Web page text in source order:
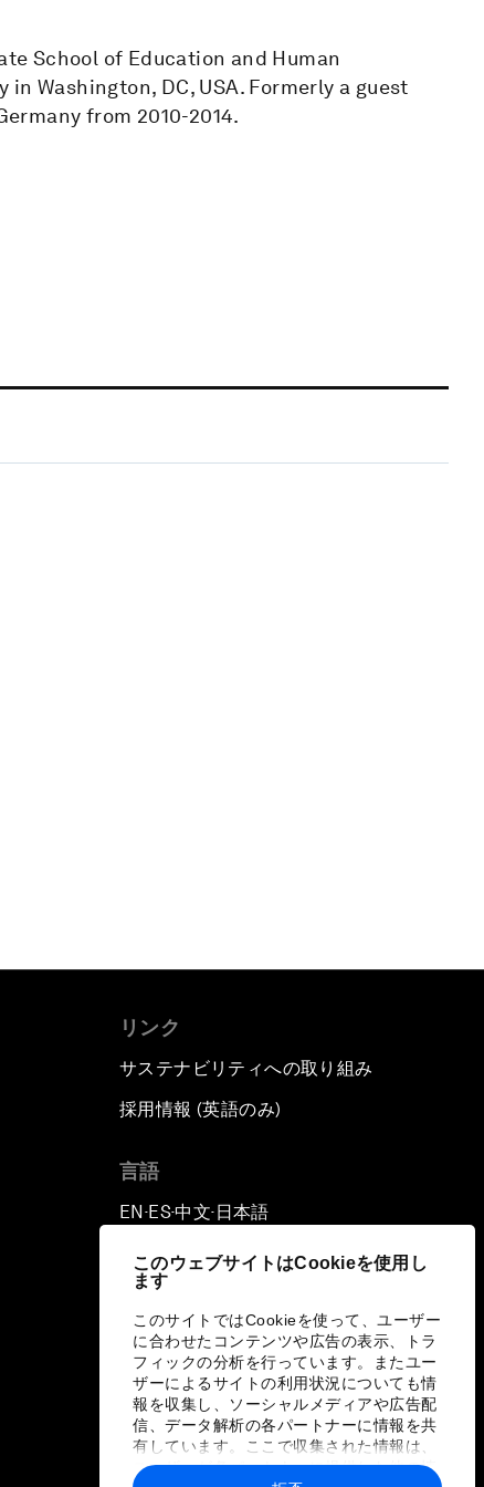
このウェブサイトはCookieを使用し
ます
このサイトではCookieを使って、ユーザー
に合わせたコンテンツや広告の表示、トラ
フィックの分析を行っています。またユー
ザーによるサイトの利用状況についても情
報を収集し、ソーシャルメディアや広告配
信、データ解析の各パートナーに情報を共
有しています。ここで収集された情報は、
ユーザーが各パートナーに提供した他の情
School of Education and Human
Washington, DC, USA. Formerly a guest
from 2010-2014.
リンク
サステナビリティへの取り組み
採用情報 (英語のみ)
言語
EN ▪ ES▪中文▪ 日本語